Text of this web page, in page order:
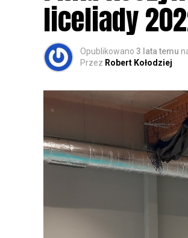
liceliady
Opublikowano 3 lata temu
Przez Robert Kołodziej